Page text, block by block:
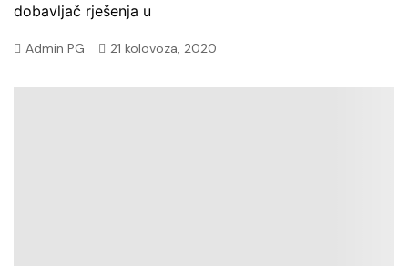
dobavljač rješenja u
Admin PG 21 kolovoza, 2020